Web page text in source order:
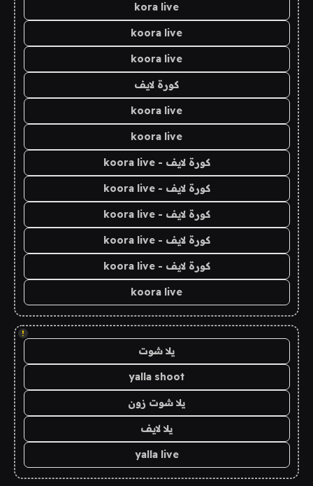
kora live
koora live
koora live
كورة لايف
koora live
koora live
كورة لايف - koora live
كورة لايف - koora live
كورة لايف - koora live
كورة لايف - koora live
كورة لايف - koora live
koora live
!
يلا شوت
yalla shoot
يلا شوت زون
يلا لايف
yalla live